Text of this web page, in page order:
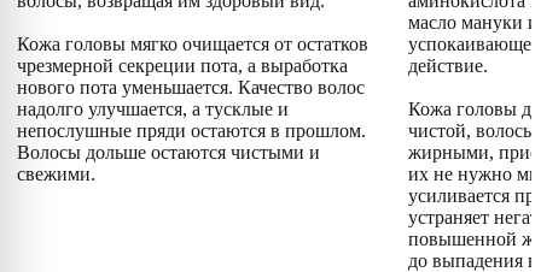
Кожа головы мягко очищается от остатков
чрезмерной секреции пота, а выработка
нового пота уменьшается. Качество волос
надолго улучшается, а тусклые и
непослушные пряди остаются в прошлом.
Волосы дольше остаются чистыми и
свежими.
масло мануки
действие.
Кожа головы
чистой, волосы
жирными,
их не нужно
усиливается
устраняет
повышенной
до выпадения